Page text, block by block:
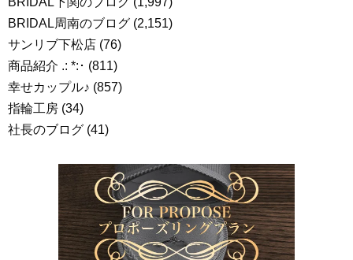
BRIDAL周南のブログ (2,151)
サンリブ下松店 (76)
商品紹介 .: *:･ (811)
幸せカップル♪ (857)
指輪工房 (34)
社長のブログ (41)